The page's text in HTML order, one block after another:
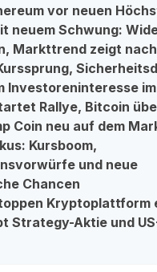
vor neuen
neuem Schwung:
Markttrend zeigt
Investoreninteresse
Rallye, Bitcoin
Coin neu auf dem
Kursboom,
und neue
Chancen
Kryptoplattform
Strategy-Aktie und